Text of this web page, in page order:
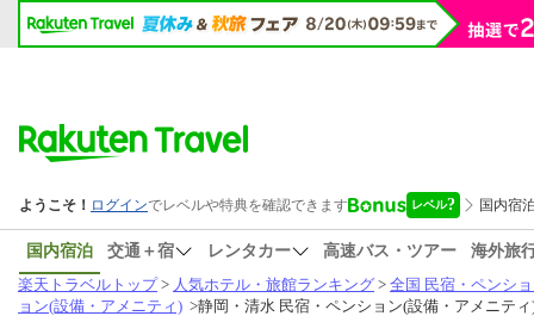
国内宿泊 交通＋宿 レンタカー 高速バス・ツアー
海外旅
楽天トラベルトップ> 人気ホテル・旅館ランキング > 全国 民宿・ペンシ
ョン(設備・アメニティ) >静岡・清水 民宿・ペンション(設備・アメニティ